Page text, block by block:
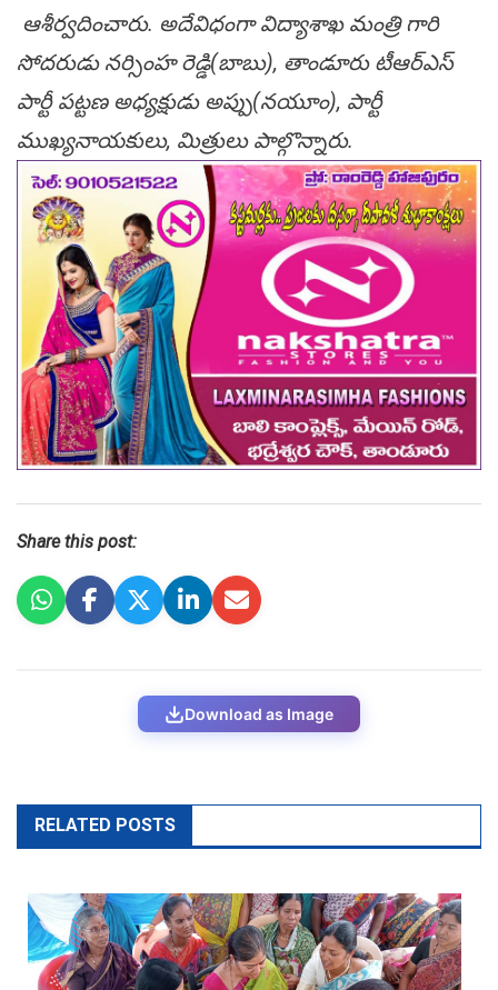
ఆశీర్వ‌దించారు. అదేవిధంగా విద్యాశాఖ మంత్రి గారి
సోద‌రుడు నర్సింహ రెడ్డి(బాబు), తాండూరు టీఆర్ఎస్
పార్టీ పట్టణ అధ్యక్షుడు అప్పు(న‌యూం), పార్టీ
ముఖ్యనాయకులు, మిత్రులు పాల్గొన్నారు.
Share this post:
Download as Image
RELATED POSTS